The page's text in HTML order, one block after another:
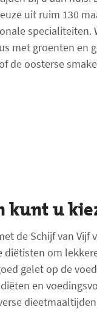
uit ruim 130
specialiteiten.
met groenten en
de oosterse
u
de Schijf van Vijf
diëtisten om
gelet op de
en